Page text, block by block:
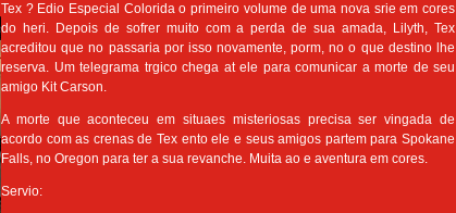
Tex ? Edio Especial Colorida o primeiro volume de uma nova srie em cores
do heri. Depois de sofrer muito com a perda de sua amada, Lilyth, Tex
acreditou que no passaria por isso novamente, porm, no o que destino lhe
reserva. Um telegrama trgico chega at ele para comunicar a morte de seu
amigo Kit Carson.
A morte que aconteceu em situaes misteriosas precisa ser vingada de
acordo com as crenas de Tex ento ele e seus amigos partem para Spokane
Falls, no Oregon para ter a sua revanche. Muita ao e aventura em cores.
Servio: